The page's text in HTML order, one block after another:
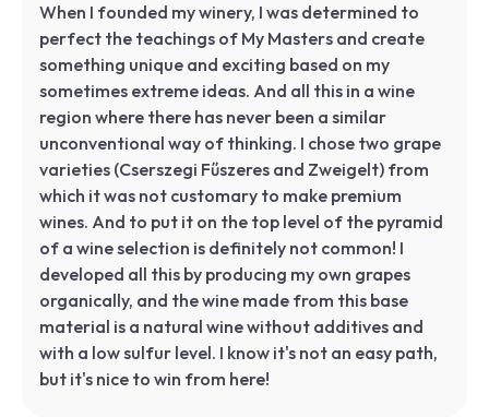
When I founded my winery, I was determined to
perfect the teachings of My Masters and create
something unique and exciting based on my
sometimes extreme ideas. And all this in a wine
region where there has never been a similar
unconventional way of thinking. I chose two grape
varieties (Cserszegi Fűszeres and Zweigelt) from
which it was not customary to make premium
wines. And to put it on the top level of the pyramid
of a wine selection is definitely not common! I
developed all this by producing my own grapes
organically, and the wine made from this base
material is a natural wine without additives and
with a low sulfur level. I know it's not an easy path,
but it's nice to win from here!